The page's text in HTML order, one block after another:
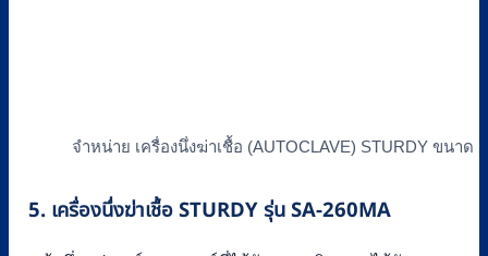
จำหน่าย เครื่องนึ่งฆ่าเชื้อ (AUTOCLAVE) STURDY ขนา
5. เครื่องนึ่งฆ่าเชื้อ STURDY รุ่น SA-260MA